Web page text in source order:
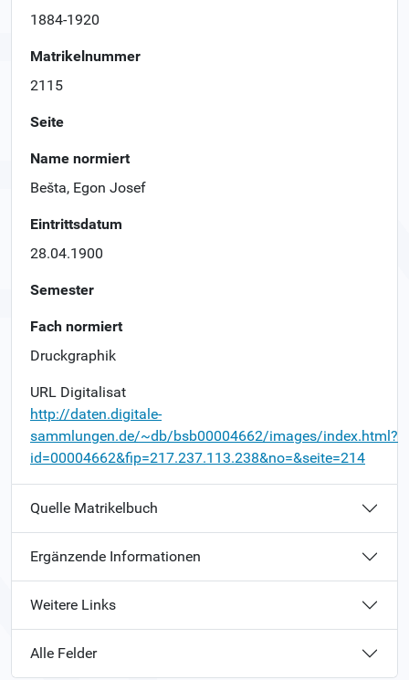
1884-1920
Matrikelnummer
2115
Seite
Name normiert
Bešta, Egon Josef
Eintrittsdatum
28.04.1900
Semester
Fach normiert
Druckgraphik
URL Digitalisat
http://daten.digitale-
sammlungen.de/~db/bsb00004662/images/index.html?
id=00004662&fip=217.237.113.238&no=&seite=214
Quelle Matrikelbuch
Ergänzende Informationen
Weitere Links
Alle Felder